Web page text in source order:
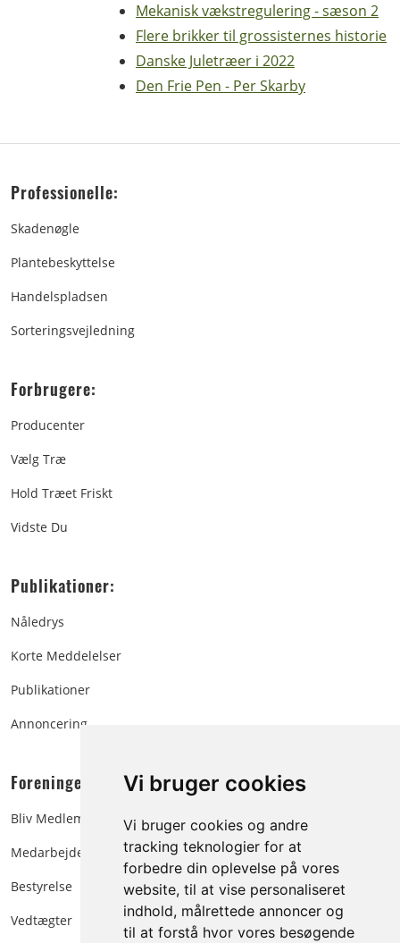
Vi bruger cookies
Vi bruger cookies og andre
tracking teknologier for at
forbedre din oplevelse på vores
website, til at vise personaliseret
indhold, målrettede annoncer og
til at forstå hvor vores besøgende
Mekanisk vækstregulering - sæson 2
Flere brikker til grossisternes historie
Danske Juletræer i 2022
Den Frie Pen - Per Skarby
Professionelle:
Skadenøgle
Plantebeskyttelse
Handelspladsen
Sorteringsvejledning
Forbrugere:
Producenter
Vælg Træ
Hold Træet Friskt
Vidste Du
Publikationer:
Nåledrys
Korte Meddelelser
Publikationer
Annoncering
Foreningen:
Bliv Medlem
Medarbejdere
Bestyrelse
Vedtægter